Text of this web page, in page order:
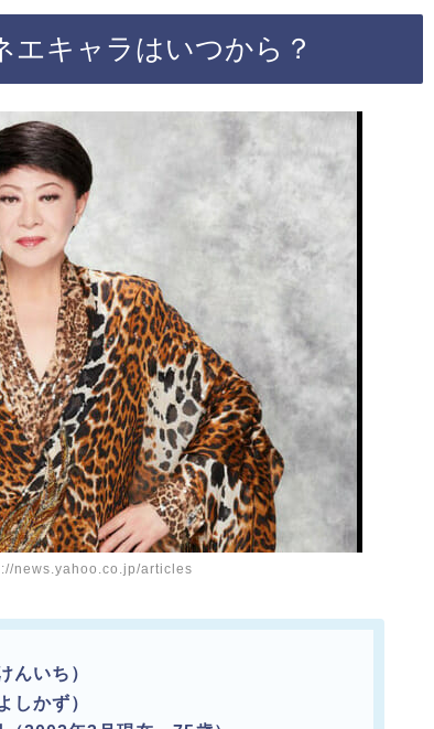
エキャラはいつから？
news.yahoo.co.jp/articles
んいち）
しかず）